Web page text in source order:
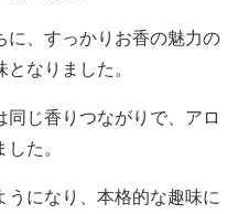
に、すっかりお香の魅力の
なりました。
じ香りつながりで、アロ
た。
うになり、本格的な趣味に